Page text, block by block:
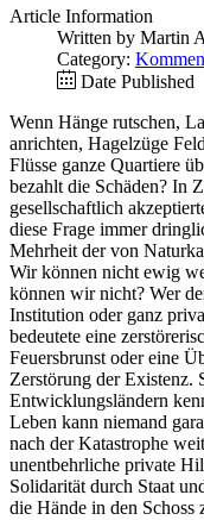
Article Information
Written by Martin
Category:
Date Published
Wenn Hänge rutschen,
anrichten, Hagelzüge
Flüsse ganze Quartiere
bezahlt die Schäden? In
gesellschaftlich
diese Frage immer
Mehrheit der von
Wir können nicht ewig
können wir nicht? Wer
Institution oder ganz
bedeutete eine
Feuersbrunst oder eine
Zerstörung der Existenz.
Entwicklungsländern
Leben kann niemand
nach der Katastrophe
unentbehrliche private
Solidarität durch Staat
die Hände in den Schoss